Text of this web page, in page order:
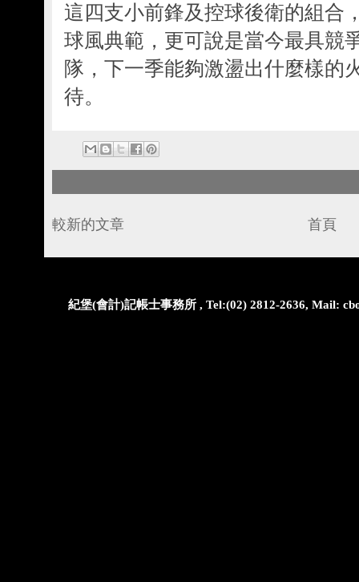
這四支小前鋒及控球後衛的組合
球風典範，更可說是當今最具競
隊，下一季能夠激盪出什麼樣的
待。
較新的文章 首頁
紀堡(會計)記帳士事務所 , Tel:(02) 2812-2636, Mail: